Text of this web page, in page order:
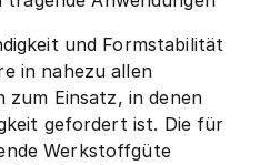
und Formstabilität
in nahezu allen
zum Einsatz, in denen
gefordert ist. Die für
Werkstoffgüte